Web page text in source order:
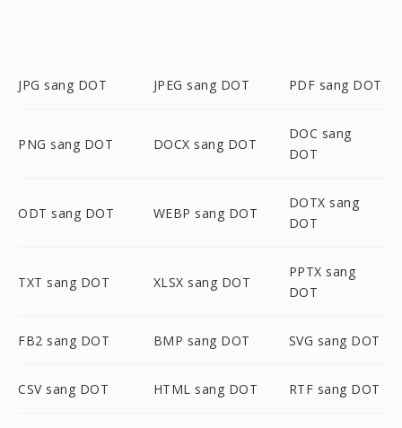
JPG sang DOT JPEG sang DOT PDF sang DOT
PNG sang DOT DOCX sang DOT
DOC sang
DOT
ODT sang DOT WEBP sang DOT
DOTX sang
DOT
TXT sang DOT XLSX sang DOT
PPTX sang
DOT
FB2 sang DOT BMP sang DOT SVG sang DOT
CSV sang DOT HTML sang DOT RTF sang DOT